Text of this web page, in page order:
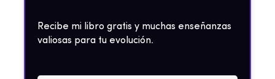
Recibe mi libro gratis y muchas enseñanzas
valiosas para tu evolución.